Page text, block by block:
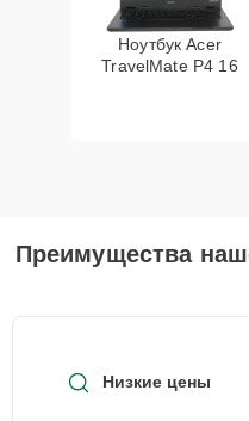
Ноутбук Acer
TravelMate P4 16
Преимущества
Низкие цены